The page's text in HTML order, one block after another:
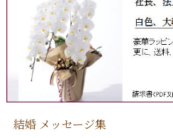
結婚 メッセージ集